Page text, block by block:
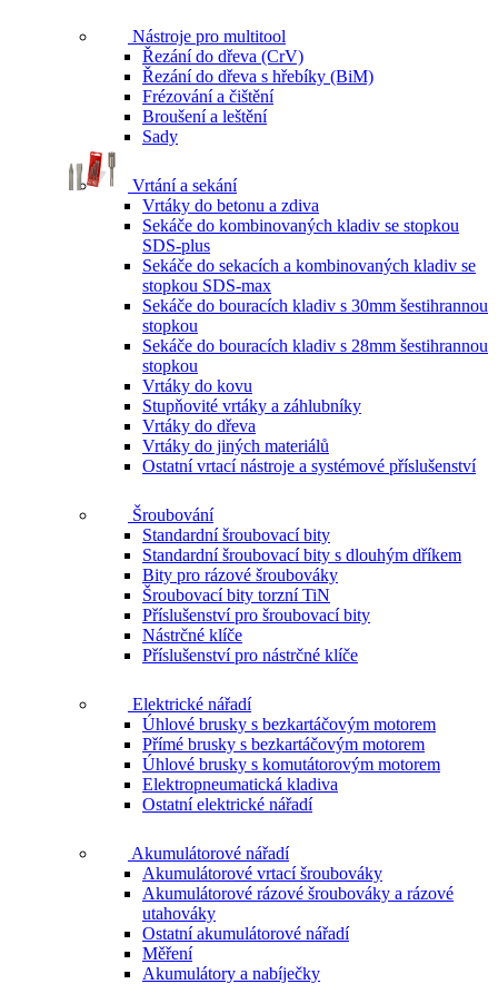
Nástroje pro multitool
Řezání do dřeva (CrV)
Řezání do dřeva s hřebíky (BiM)
Frézování a čištění
Broušení a leštění
Sady
Vrtání a sekání
Vrtáky do betonu a zdiva
Sekáče do kombinovaných kladiv se stopkou
SDS-plus
Sekáče do sekacích a kombinovaných kladiv se
stopkou SDS-max
Sekáče do bouracích kladiv s 30mm šestihrannou
stopkou
Sekáče do bouracích kladiv s 28mm šestihrannou
stopkou
Vrtáky do kovu
Stupňovité vrtáky a záhlubníky
Vrtáky do dřeva
Vrtáky do jiných materiálů
Ostatní vrtací nástroje a systémové příslušenství
Šroubování
Standardní šroubovací bity
Standardní šroubovací bity s dlouhým dříkem
Bity pro rázové šroubováky
Šroubovací bity torzní TiN
Příslušenství pro šroubovací bity
Nástrčné klíče
Příslušenství pro nástrčné klíče
Elektrické nářadí
Úhlové brusky s bezkartáčovým motorem
Přímé brusky s bezkartáčovým motorem
Úhlové brusky s komutátorovým motorem
Elektropneumatická kladiva
Ostatní elektrické nářadí
Akumulátorové nářadí
Akumulátorové vrtací šroubováky
Akumulátorové rázové šroubováky a rázové
utahováky
Ostatní akumulátorové nářadí
Měření
Akumulátory a nabíječky